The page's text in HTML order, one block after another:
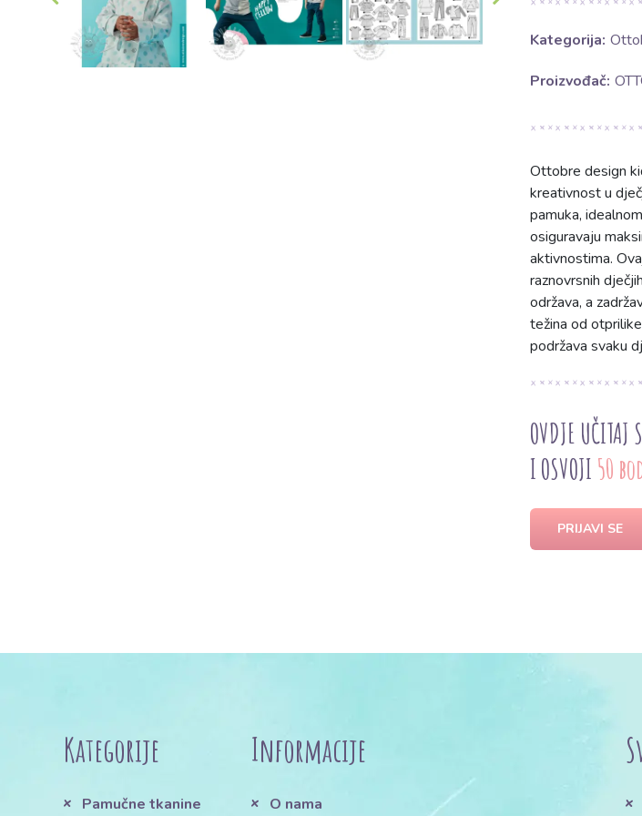
Kategorija:
Proizvođač:
Ottobre design
kreativnost u
pamuka,
osiguravaju
aktivnostima.
raznovrsnih
održava, a
težina od
podržava svaku
OVDJE UČITAJ
I OSVOJI 50
PRIJAVI SE
Kategorije
Pamučne tkanine
Informacije
O nama